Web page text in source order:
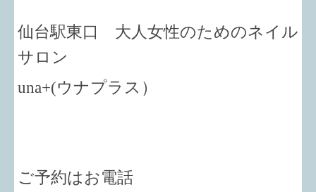
仙台駅東口 大人女性のためのネイル
サロン
una+(ウナプラス）
ご予約はお電話